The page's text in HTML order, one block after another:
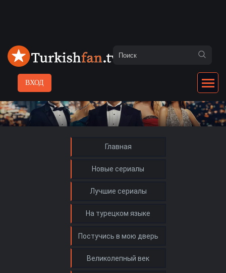
ВХОД
Главная
Новые сериалы
Лучшие сериалы
На турецком языке